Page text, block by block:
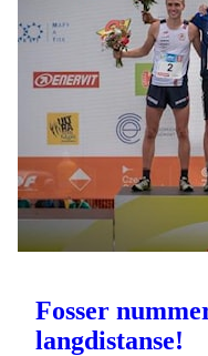
Fosser
langdistanse!